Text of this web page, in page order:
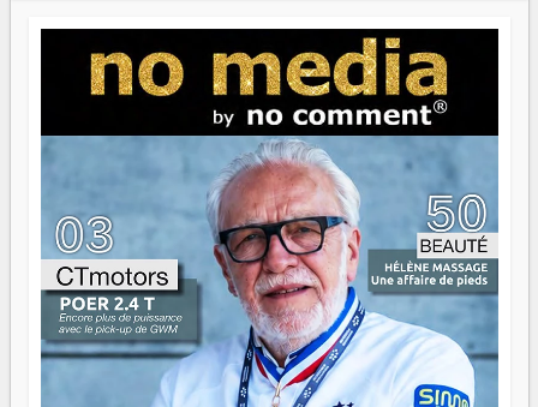
jeunes qui tiennent la torche. Alors oui, on pourrait
s'arrêter là, applaudir et rentrer chez soi satisfait. Mais ce
serait passer à côté d'une chose essentielle. La fougue, ça
brûle fort — et parfois, ça brûle vite. Une flamme sans
direction peut éclairer autant qu'elle peut consumer. C'est
là que les aînés entrent en scène — pas pour reprendre le
gouvernail, mais pour montrer où sont les récifs. Les jeunes
ont la force, les vieux ont l'expérience, comme on dit. Ce
n'est pas un combat de générations — c'est une question
d'équipage. Partagez vos réussites, mais aussi vos échecs.
Surtout vos échecs, d'ailleurs — ils enseignent mieux que
n'importe quel manuel. À Madagascar, la barque avance.
Il faut juste s'assurer que tout le monde rame dans le
même sens.